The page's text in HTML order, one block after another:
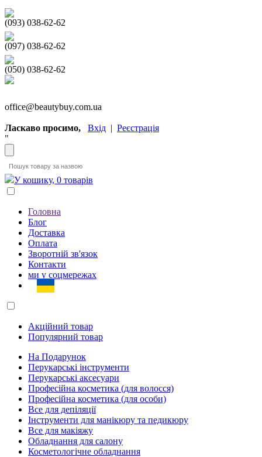
(093) 038-62-62
(097) 038-62-62
(050) 038-62-62
office@beautybuy.com.ua
Ласкаво просимо, Вхід | Реєстрація
"
У кошику, 0 товарів
Головна
Блог
Доставка
Оплата
Зворотній зв'язок
Контакти
ми у соцмережах
Акційний товар
Популярний товар
На Подарунок
Перукарські інструменти
Перукарські аксесуари
Професійна косметика (для волосся)
Професійна косметика (для особи)
Все для депіляції
Інструменти для манікюру та педикюру
Все для макіяжу
Обладнання для салону
Косметологічне обладнання